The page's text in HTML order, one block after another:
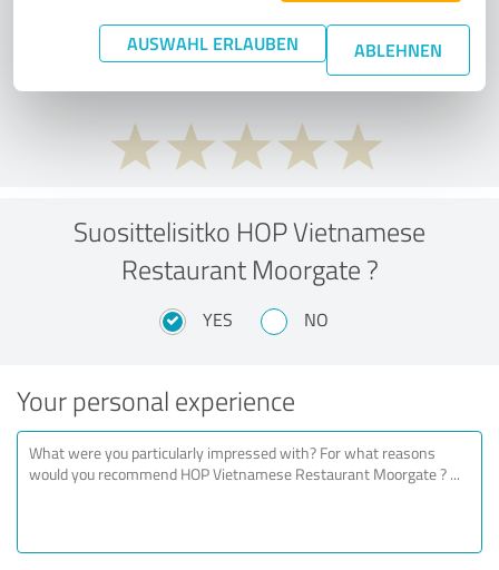
AUSWAHL ERLAUBEN ABLEHNEN
What do you think of the price to
performance ratio?
Suosittelisitko HOP Vietnamese
Restaurant Moorgate ?
YES NO
Your personal experience